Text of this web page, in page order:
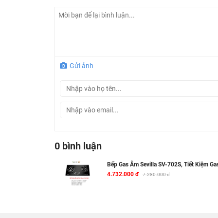
Xuất Xứ Bếp Gas Âm Cao Cấp SV-702S
Gửi ảnh
0 bình luận
Bếp Gas Âm Sevilla SV-702S, Tiết Kiệm
4.732.000 đ
7.280.000 đ